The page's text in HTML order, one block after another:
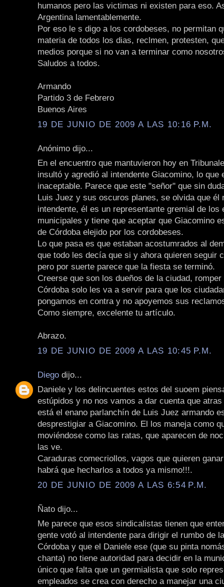
humanos pero las victimas ni existen para eso.
Argentina lamentablemente.
Por eso le s digo a los cordobeses, no permitan
materia de todos los dias, reclmen, protesten,
medios porque si no van a terminar como
Saludos a todos.
Armando
Partido 3 de Febrero
Buenos Aires
19 DE JUNIO DE 2009 A LAS 10:16 P.M.
Anónimo dijo...
En el encuentro que mantuvieron hoy en
insultó y agredió al intendente Giacomino, lo que
inaceptable. Parece que este "señor" que sin
Luis Juez y sus oscuros planes, se olvida que él
intendente, él es un representante gremial de los
municipales y tiene que aceptar que Giacomino
de Córdoba elejido por los cordobeses.
Lo que pasa es que estaban acostumrados al
que todo les decía que si y ahora quieren seguir
pero por suerte parece que la fiesta se terminó.
Creerse que son los dueños de la ciudad,
Córdoba solo les va a servir para que los
pongamos en contra y no apoyemos sus
Como siempre, excelente tu artículo.
Abrazo.
19 DE JUNIO DE 2009 A LAS 10:45 P.M.
Diego dijo...
Daniele y los delincuentes estos del suoem
estúpidos y no nos vamos a dar cuenta que
está el enano parlanchín de Luis Juez armando
desprestigiar a Giacomino. El los maneja como
moviéndose como las ratas, que aparecen de
las ve.
Caraduras comecriollos, vagos que quieren
habrá que hecharlos a todos ya mismo!!!.
20 DE JUNIO DE 2009 A LAS 6:54 P.M.
Ñato dijo...
Me parece que esos sindicalistas tienen que
gente votó al intendente para dirigir el rumbo de
Córdoba y que el Daniele ese (que su pinta
chanta) no tiene autoridad para decidir en la
único que falta que un germialista que solo
empleados se crea con derecho a manejar una